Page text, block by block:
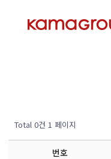
Total 0건 1 페이지
번호